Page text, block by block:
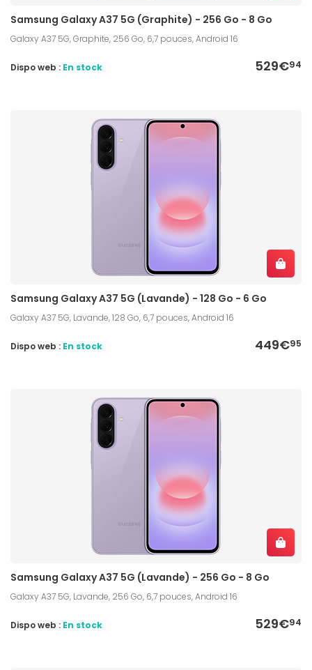
Samsung Galaxy A37 5G (Graphite) - 256 Go - 8 Go
Galaxy A37 5G, Graphite, 256 Go, 6,7 pouces, Android 16
529€94
Dispo web : En stock
Samsung Galaxy A37 5G (Lavande) - 128 Go - 6 Go
Galaxy A37 5G, Lavande, 128 Go, 6,7 pouces, Android 16
449€95
Dispo web : En stock
Samsung Galaxy A37 5G (Lavande) - 256 Go - 8 Go
Galaxy A37 5G, Lavande, 256 Go, 6,7 pouces, Android 16
529€94
Dispo web : En stock